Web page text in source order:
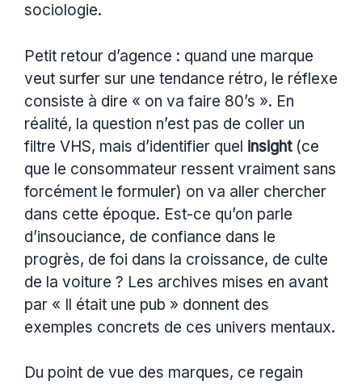
sociologie.
Petit retour d’agence : quand une marque
veut surfer sur une tendance rétro, le réflexe
consiste à dire « on va faire 80’s ». En
réalité, la question n’est pas de coller un
filtre VHS, mais d’identifier quel insight(ce
que le consommateur ressent vraiment sans
forcément le formuler) on va aller chercher
dans cette époque. Est-ce qu’on parle
d’insouciance, de confiance dans le
progrès, de foi dans la croissance, de culte
de la voiture ? Les archives mises en avant
par « Il était une pub » donnent des
exemples concrets de ces univers mentaux.
Du point de vue des marques, ce regain